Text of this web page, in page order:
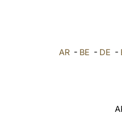
AR- BE - DE -